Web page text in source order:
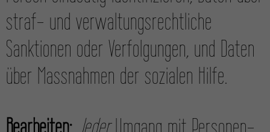
straf- und verwaltungs­rechtliche
Sanktionen oder Verfolgungen, und Daten
über Mass­nahmen der sozialen Hilfe.